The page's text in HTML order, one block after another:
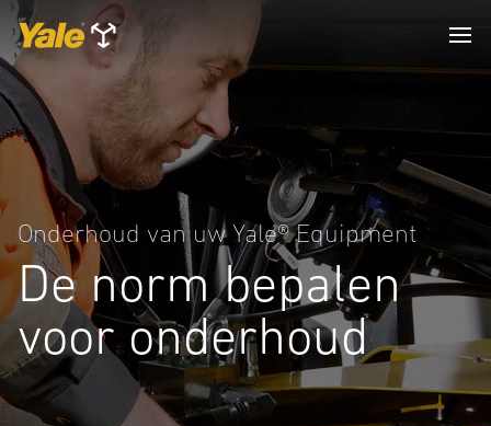
Onderhoud van uw Yale® Equipment
De norm bepalen
voor onderhoud